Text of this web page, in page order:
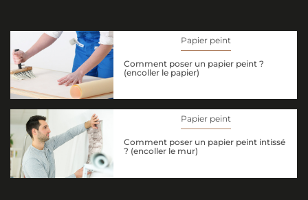
Papier peint
Comment poser un papier peint ?
(encoller le papier)
Papier peint
Comment poser un papier peint intissé
? (encoller le mur)